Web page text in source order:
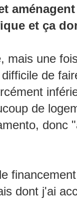
et ça
mais une
de
de
donc
dont j'ai